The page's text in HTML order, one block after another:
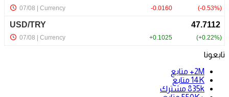
تابعونا
2M+
متابع
14K متابع
835k مشترك